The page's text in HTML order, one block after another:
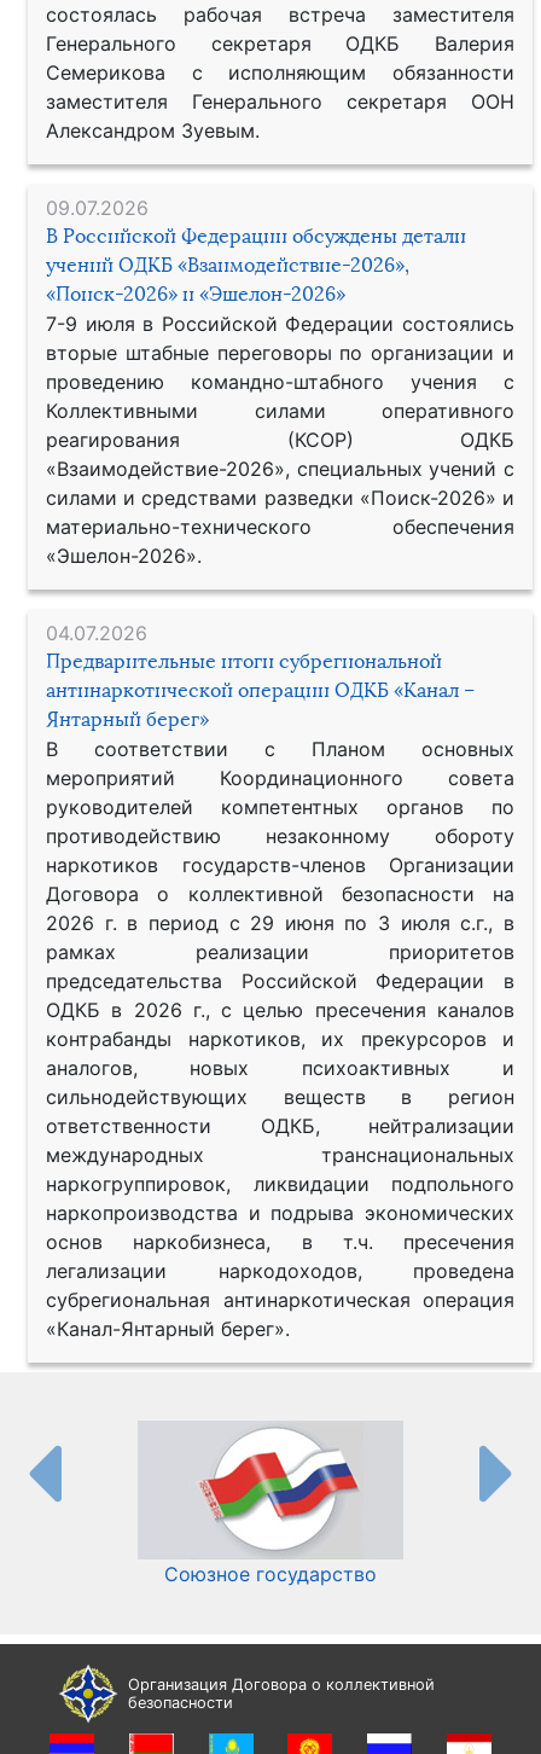
состоялась рабочая встреча заместителя
Генерального секретаря ОДКБ Валерия
Семерикова с исполняющим обязанности
заместителя Генерального секретаря ООН
Александром Зуевым.
09.07.2026
В Российской Федерации обсуждены детали
учений ОДКБ «Взаимодействие-2026»,
«Поиск-2026» и «Эшелон-2026»
7-9 июля в Российской Федерации состоялись
вторые штабные переговоры по организации и
проведению командно-штабного учения с
Коллективными силами оперативного
реагирования (КСОР) ОДКБ
«Взаимодействие-2026», специальных учений с
силами и средствами разведки «Поиск-2026» и
материально-технического обеспечения
«Эшелон-2026».
04.07.2026
Предварительные итоги субрегиональной
антинаркотической операции ОДКБ «Канал –
Янтарный берег»
В соответствии с Планом основных
мероприятий Координационного совета
руководителей компетентных органов по
противодействию незаконному обороту
наркотиков государств-членов Организации
Договора о коллективной безопасности на
2026 г. в период с 29 июня по 3 июля с.г., в
рамках реализации приоритетов
председательства Российской Федерации в
ОДКБ в 2026 г., с целью пресечения каналов
контрабанды наркотиков, их прекурсоров и
аналогов, новых психоактивных и
сильнодействующих веществ в регион
ответственности ОДКБ, нейтрализации
международных транснациональных
наркогруппировок, ликвидации подпольного
наркопроизводства и подрыва экономических
основ наркобизнеса, в т.ч. пресечения
легализации наркодоходов, проведена
субрегиональная антинаркотическая операция
«Канал-Янтарный берег».
Союзное государство
Организация Договора о коллективной
безопасности